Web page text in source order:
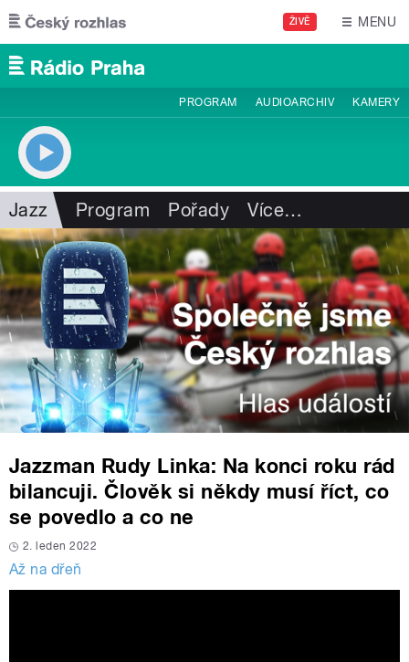
Přejít k hlavnímu obsahu
ŽIVĚ MENU
PROGRAM AUDIOARCHIV KAMERY
Jazz Program Pořady Více…
Jazzman Rudy Linka: Na konci roku rád
bilancuji. Člověk si někdy musí říct, co
se povedlo a co ne
2. leden 2022
Až na dřeň